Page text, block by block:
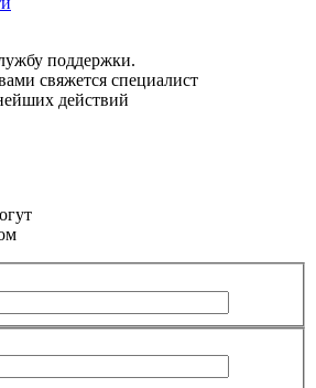
поддержки.
свяжется специалист
действий